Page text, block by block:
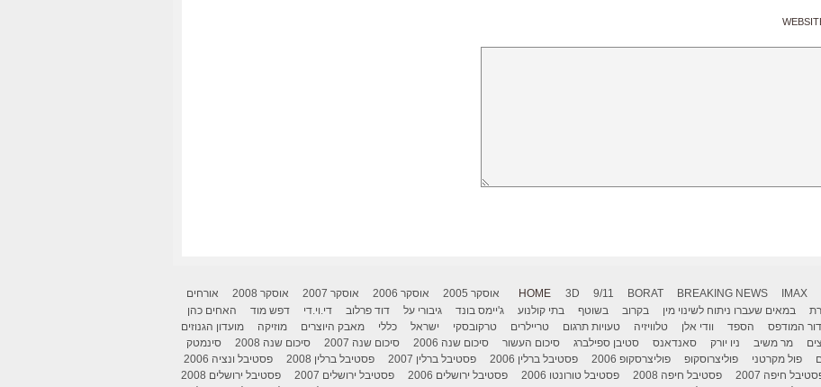
HOME 3D 9/11 BORAT BREAKING NEWS IMAX אוסקר 2005 אוסקר 2006 אוסקר 2007 אוסקר 2008
אורחים
במאים שעברו ניתוח לשינוי מין בקרוב בשוטף בתי קולנוע ג'יימס בונד גיבורי על דוד פרלוב די.וי.די דפש מוד
האחים כהן
המודפס הספד וודי אלן טלוויזיה טעויות תרגום טריילרים טרקובסקי ישראל כללי מאבק היוצרים מוזיקה
מועדון הגנוזים
מר משיב ניו יורק סאנדאנס סטיבן ספילברג סיכום העשור סיכום שנה 2006 סיכום שנה 2007 סיכום שנה 2008
סינמטק
פול מקרטני פוליצרוסקופ פוליצרסקופ 2006 פסטיבל ברלין 2006 פסטיבל ברלין 2007 פסטיבל ברלין 2008
פסטיבל ונציה 2006
חיפה 2007 פסטיבל חיפה 2008 פסטיבל טורונטו 2006 פסטיבל ירושלים 2006 פסטיבל ירושלים 2007
פסטיבל ירושלים 2008